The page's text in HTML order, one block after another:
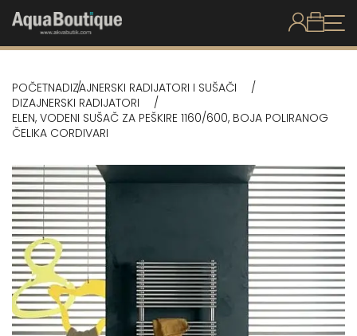
POČETNADIZAJNERSKI RADIJATORI I SUŠAČI
DIZAJNERSKI RADIJATORI
ELEN, VODENI SUŠAČ ZA PEŠKIRE 1160/600, BOJA POLIRANOG
ČELIKA CORDIVARI